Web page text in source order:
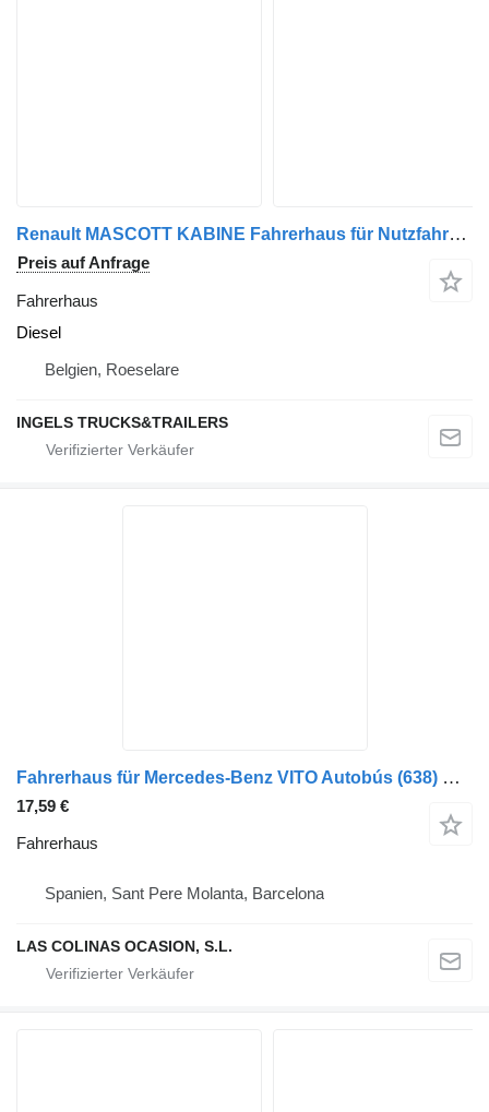
Renault MASCOTT KABINE Fahrerhaus für Nutzfahrzeug
Preis auf Anfrage
Fahrerhaus
Diesel
Belgien, Roeselare
INGELS TRUCKS&TRAILERS
Fahrerhaus für Mercedes-Benz VITO Autobús (638) Nutzfahrzeug
17,59 €
Fahrerhaus
Spanien, Sant Pere Molanta, Barcelona
LAS COLINAS OCASION, S.L.